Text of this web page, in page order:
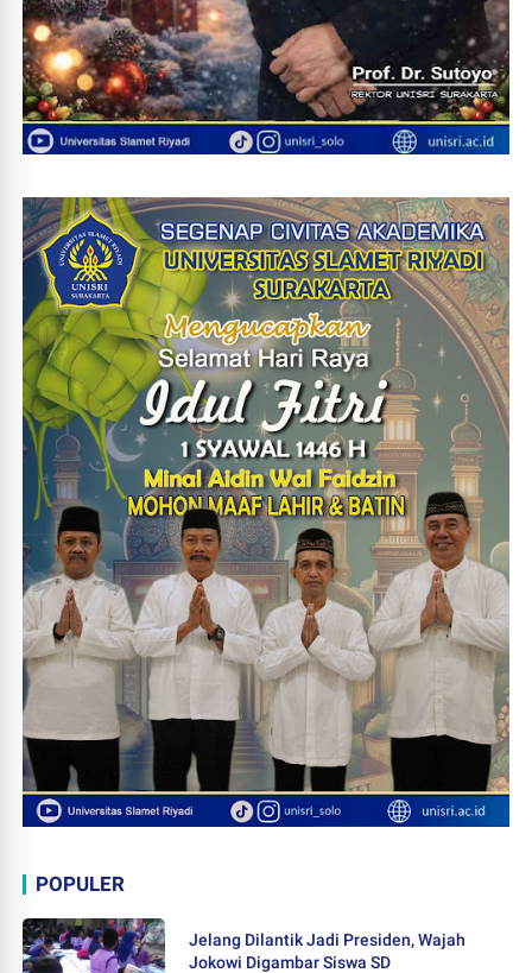
POPULER
Jelang Dilantik Jadi Presiden, Wajah
Jokowi Digambar Siswa SD